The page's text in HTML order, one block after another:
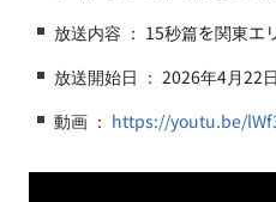
放送内容 ： 15秒篇を関東エ
放送開始日 ： 2026年4月22
動画 ： https://youtu.be/